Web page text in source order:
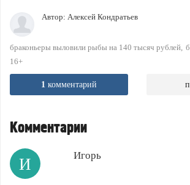
Автор: Алексей Кондратьев
браконьеры выловили рыбы на 140 тысяч рублей
16+
1 комментарий
Комментарии
И Игорь